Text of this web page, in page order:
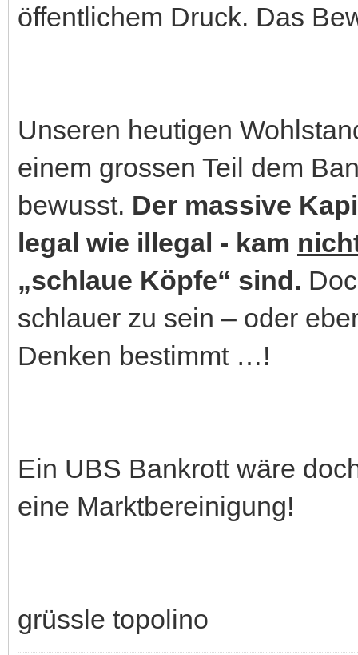
öffentlichem Druck. Das
Unseren heutigen
einem grossen Teil dem
bewusst. Der massive
legal wie illegal - kam
„schlaue Köpfe“ sind.
schlauer zu sein – oder
Denken bestimmt …!
Ein UBS Bankrott wäre
eine Marktbereinigung!
grüssle topolino